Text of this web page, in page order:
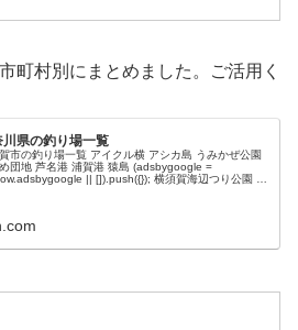
町村別にまとめました。ご活用く
川県の釣り場一覧
市の釣り場一覧 アイクル横 アシカ島 うみかぜ公園
団地 芦名港 浦賀港 猿島 (adsbygoogle =
|| []).push({}); 横須賀海辺つり公園 横